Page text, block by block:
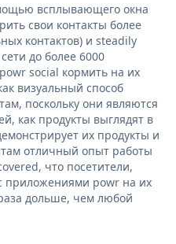
всплывающего окна
свои контакты более
контактов) и steadily
до более 6000
social кормить на их
визуальный способ
поскольку они являются
как продукты выглядят в
их продукты и
отличный опыт работы
что посетители,
приложениями powr на их
дольше, чем любой